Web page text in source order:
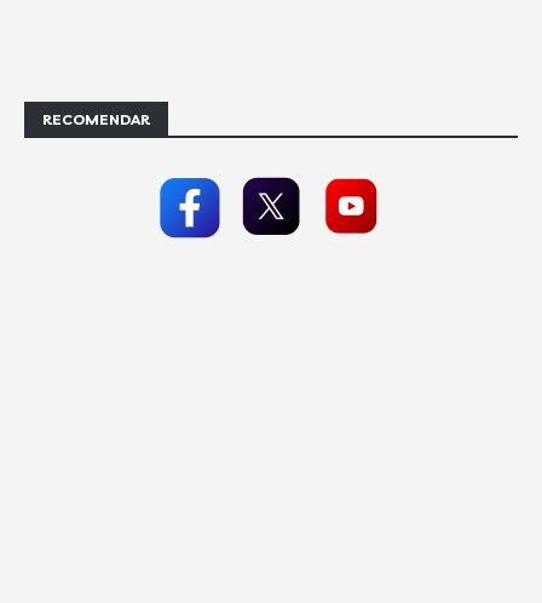
RECOMENDAR